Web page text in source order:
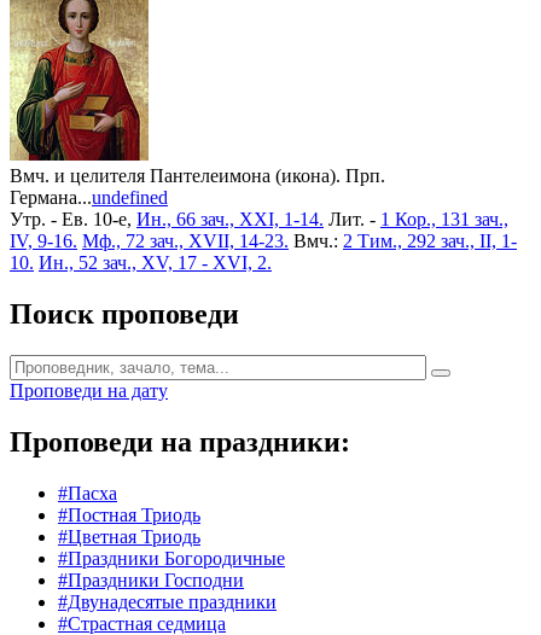
Вмч. и целителя Пантелеимона (икона). Прп.
Германа...undefined
Утр. - Ев. 10-е, Ин., 66 зач., XXI, 1-14. Лит. - 1 Кор., 131 зач.,
IV, 9-16. Мф., 72 зач., XVII, 14-23. Вмч.: 2 Тим., 292 зач., II, 1-
10. Ин., 52 зач., XV, 17 - XVI, 2.
Поиск проповеди
Проповеди на дату
Проповеди на праздники:
#Пасха
#Постная Триодь
#Цветная Триодь
#Праздники Богородичные
#Праздники Господни
#Двунадесятые праздники
#Страстная седмица